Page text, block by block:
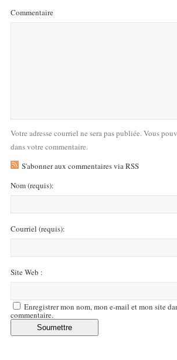
Commentaire
Votre adresse courriel ne sera pas publiée. Vous
dans votre commentaire.
S'abonner aux commentaires via RSS
Nom(requis):
Courriel (requis):
Site Web :
Enregistrer mon nom, mon e-mail et mon site
commentaire.